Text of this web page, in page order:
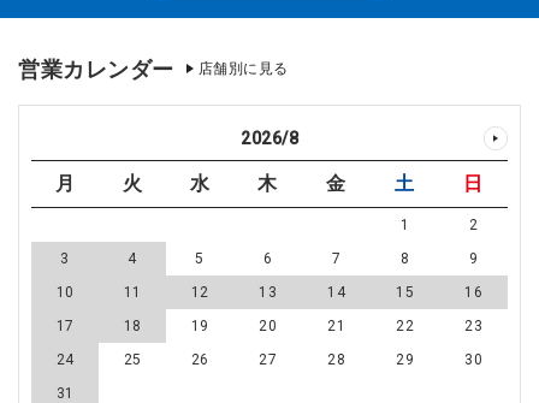
営業カレンダー 店舗別に見る
2026/8
月 火 水 木 金 土 日
1
2
3
4 5 6 7 8
9
10
11 12 13 14 15
16
17
18 19 20 21 22
23
24
25 26 27 28 29
30
31